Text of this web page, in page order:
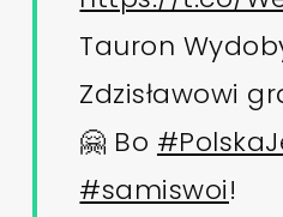
Tauron
Zdzisławowi
🤗 Bo
#samiswoi!